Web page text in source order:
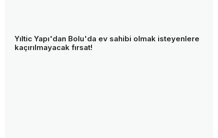
Yıltic Yapı'dan Bolu'da ev sahibi olmak isteyenlere
kaçırılmayacak fırsat!